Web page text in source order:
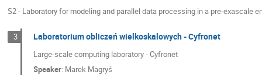
S2 - Laboratory for modeling and parallel data processing in a pre-exascale
3 Laboratorium obliczeń wielkoskalowych - Cyfronet
Large-scale computing laboratory - Cyfronet
Speaker: Marek Magryś